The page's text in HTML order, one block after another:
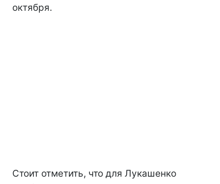
октября.
Стоит отметить, что для Лукашенко